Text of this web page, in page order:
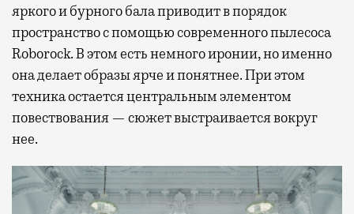
яркого и бурного бала приводит в порядок
пространство с помощью современного пылесоса
Roborock. В этом есть немного иронии, но именно
она делает образы ярче и понятнее. При этом
техника остается центральным элементом
повествования — сюжет выстраивается вокруг
нее.